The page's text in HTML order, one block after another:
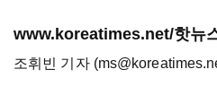
www.koreatimes.net/핫뉴
조휘빈 기자